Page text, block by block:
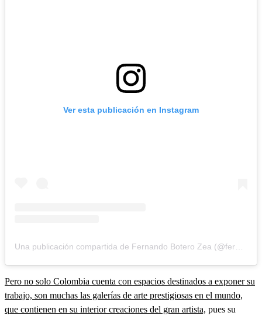
Ver esta publicación en Instagram
Una publicación compartida de Fernando Botero Zea (@fernando.botero.zea)
Pero no solo Colombia cuenta con espacios destinados a exponer su
trabajo, son muchas las galerías de arte prestigiosas en el mundo,
que contienen en su interior creaciones del gran artista, pues su